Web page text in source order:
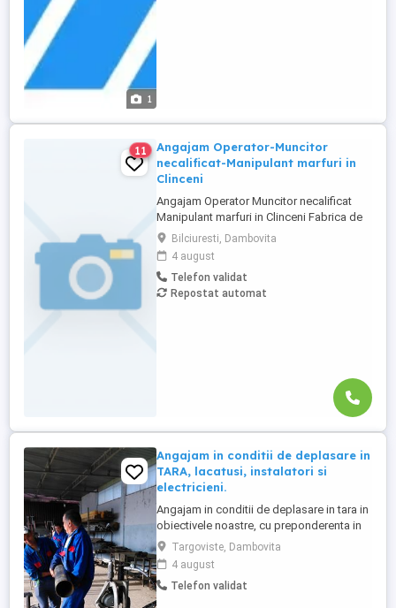
1
11
Angajam Operator-Muncitor
necalificat-Manipulant marfuri in
Clinceni
Angajam Operator Muncitor necalificat
Manipulant marfuri in Clinceni Fabrica de
productie mase plastice angajeaza
Operator-Muncitor necalificat-Manipulant
marfuri, sectia Injectie. Program de lucru:
in schimburi 12 cu 24 12 cu 48 (06:00-
18:00 si 18:00-06:00). Se asigura transport
Bilciuresti, Dambovita
4 august
Telefon validat
Repostat automat
Angajam in conditii de deplasare in
TARA, lacatusi, instalatori si
electricieni.
Angajam in conditii de deplasare in tara in
obiectivele noastre, cu preponderenta in
Bucuresti. - Se asigura cazare, diurna si
decontarea tuturor cheltuielilor, inclusiv
transport. - Cazare de foarte buna calitate,
Pensiuni, Motel, Apartamente de foarte
Targoviste, Dambovita
4 august
Telefon validat